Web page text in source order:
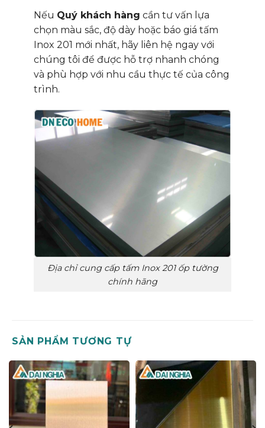
Nếu Quý khách hàng cần tư vấn lựa
chọn màu sắc, độ dày hoặc báo giá tấm
Inox 201 mới nhất, hãy liên hệ ngay với
chúng tôi để được hỗ trợ nhanh chóng
và phù hợp với nhu cầu thực tế của công
trình.
Địa chỉ cung cấp tấm Inox 201 ốp tường
chính hãng
SẢN PHẨM TƯƠNG TỰ